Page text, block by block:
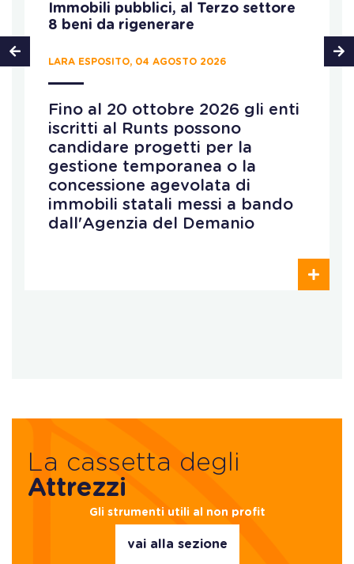
Immobili pubblici, al Terzo settore
8 beni da rigenerare
LARA ESPOSITO, 04 AGOSTO 2026
Fino al 20 ottobre 2026 gli enti
iscritti al Runts possono
candidare progetti per la
gestione temporanea o la
concessione agevolata di
immobili statali messi a bando
dall'Agenzia del Demanio
La cassetta degli
Attrezzi
Gli strumenti utili al non profit
vai alla sezione